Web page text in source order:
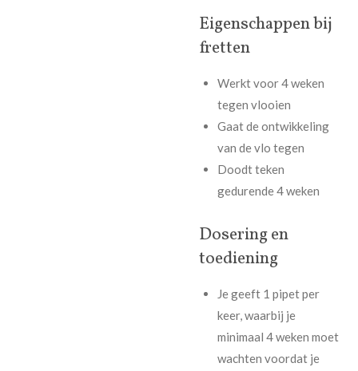
Eigenschappen bij
fretten
Werkt voor 4 weken
tegen vlooien
Gaat de ontwikkeling
van de vlo tegen
Doodt teken
gedurende 4 weken
Dosering en
toediening
Je geeft 1 pipet per
keer, waarbij je
minimaal 4 weken moet
wachten voordat je